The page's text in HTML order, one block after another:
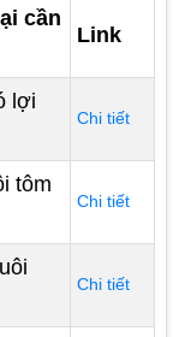
cần
Link
lợi
Chi tiết
tôm
Chi tiết
Chi tiết